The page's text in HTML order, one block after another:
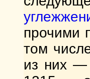
прочими
том
из них —